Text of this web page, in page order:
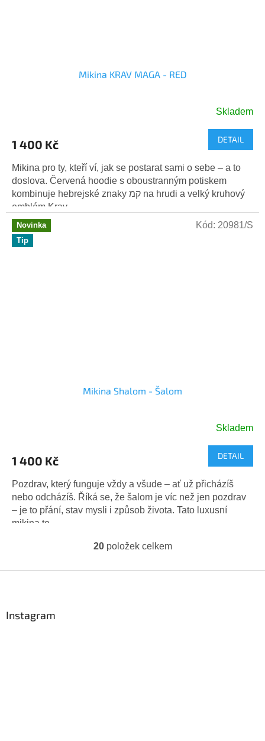
Mikina KRAV MAGA - RED
Skladem
1 400 Kč DETAIL
Mikina pro ty, kteří ví, jak se postarat sami o sebe – a to
doslova. Červená hoodie s oboustranným potiskem
kombinuje hebrejské znaky קמ na hrudi a velký kruhový
emblém Krav...
Novinka
Tip
Mikina Shalom - Šalom
produktu
4,5
z
5
hvězdiček.
Skladem
1 400 Kč DETAIL
Pozdrav, který funguje vždy a všude – ať už přicházíš
nebo odcházíš. Říká se, že šalom je víc než jen pozdrav
– je to přání, stav mysli i způsob života. Tato luxusní
mikina to...
Kód: 20981/S
O
l
20položek celkem
Instagram